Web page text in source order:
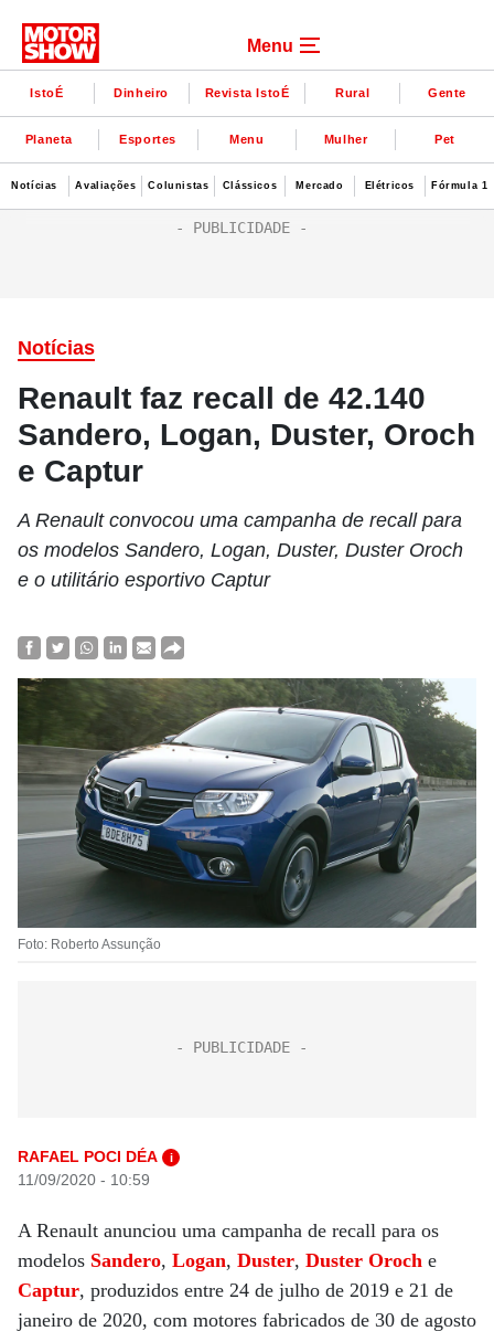
Menu
IstoÉ Dinheiro Revista IstoÉ Rural Gente
Planeta Esportes Menu Mulher Pet
Notícias Avaliações Colunistas Clássicos Mercado Elétricos Fórmula 1
Notícias
Renault faz recall de 42.140
Sandero, Logan, Duster, Oroch
e Captur
A Renault convocou uma campanha de recall para
os modelos Sandero, Logan, Duster, Duster Oroch
e o utilitário esportivo Captur
Foto: Roberto Assunção
RAFAEL POCI DÉA i
11/09/2020 - 10:59
A Renault anunciou uma campanha de recall para os
modelos Sandero, Logan, Duster, Duster Oroch e
Captur, produzidos entre 24 de julho de 2019 e 21 de
janeiro de 2020, com motores fabricados de 30 de agosto